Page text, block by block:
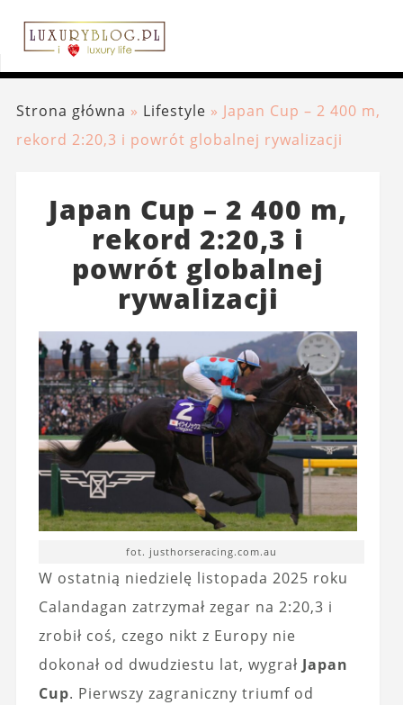
Strona główna » Lifestyle » Japan Cup – 2 400 m,
rekord 2:20,3 i powrót globalnej rywalizacji
Japan Cup – 2 400 m,
rekord 2:20,3 i
powrót globalnej
rywalizacji
fot. justhorseracing.com.au
W ostatnią niedzielę listopada 2025 roku
Calandagan zatrzymał zegar na 2:20,3 i
zrobił coś, czego nikt z Europy nie
dokonał od dwudziestu lat, wygrał Japan
Cup. Pierwszy zagraniczny triumf od